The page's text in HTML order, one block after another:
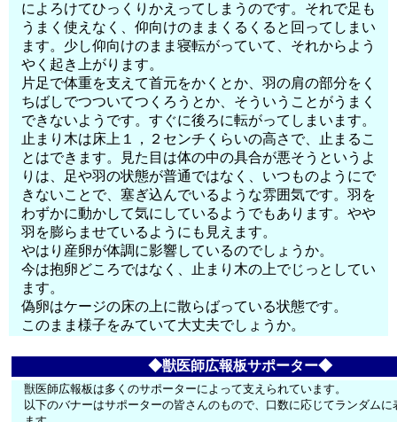
によろけてひっくりかえってしまうのです。それで足も
うまく使えなく、仰向けのままくるくると回ってしまい
ます。少し仰向けのまま寝転がっていて、それからよう
やく起き上がります。
片足で体重を支えて首元をかくとか、羽の肩の部分をく
ちばしでつついてつくろうとか、そういうことがうまく
できないようです。すぐに後ろに転がってしまいます。
止まり木は床上１，２センチくらいの高さで、止まるこ
とはできます。見た目は体の中の具合が悪そうというよ
りは、足や羽の状態が普通ではなく、いつものようにで
きないことで、塞ぎ込んでいるような雰囲気です。羽を
わずかに動かして気にしているようでもあります。やや
羽を膨らませているようにも見えます。
やはり産卵が体調に影響しているのでしょうか。
今は抱卵どころではなく、止まり木の上でじっとしてい
ます。
偽卵はケージの床の上に散らばっている状態です。
このまま様子をみていて大丈夫でしょうか。
◆獣医師広報板サポーター◆
獣医師広報板は多くのサポーターによって支えられています。
以下のバナーはサポーターの皆さんのもので、口数に応じてランダムに